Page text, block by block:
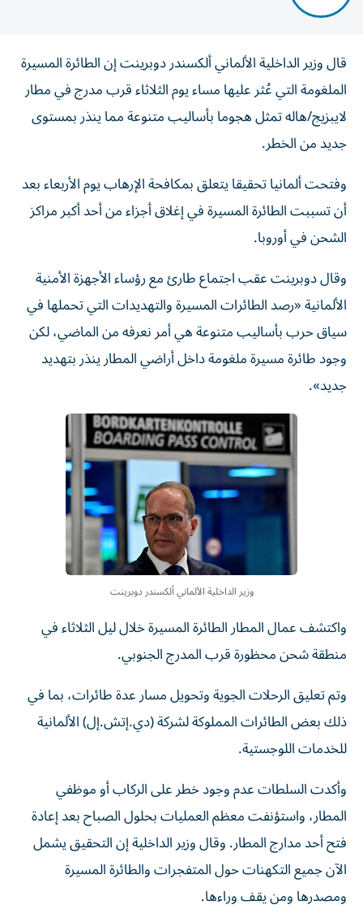
قال وزير الداخلية الألماني ألكسندر دوبرينت إن الطائرة المسيرة
الملغومة التي عُثر عليها مساء يوم الثلاثاء قرب مدرج في مطار
لايبزيج/هاله تمثل هجوما بأساليب متنوعة مما ​ينذر بمستوى
⁠جديد من الخطر.
وفتحت ألمانيا تحقيقا يتعلق بمكافحة ‌الإرهاب يوم الأربعاء بعد
‌أن تسببت الطائرة المسيرة في إغلاق أجزاء من أحد أكبر مراكز
الشحن في أوروبا.
وقال دوبرينت عقب اجتماع طارئ مع رؤساء الأجهزة الأمنية
الألمانية «رصد الطائرات المسيرة والتهديدات التي تحملها في
سياق حرب بأساليب متنوعة هي ⁠أمر نعرفه من الماضي، لكن
وجود طائرة مسيرة ملغومة داخل أراضي المطار ينذر بتهديد
جديد».
وزير الداخلية الألماني ألكسندر دوبرينت
واكتشف عمال المطار الطائرة المسيرة خلال ليل الثلاثاء في
منطقة شحن محظورة قرب المدرج الجنوبي.
وتم تعليق الرحلات الجوية وتحويل مسار عدة طائرات، بما في
ذلك بعض الطائرات المملوكة لشركة (دي.إتش.إل) ​الألمانية
للخدمات اللوجستية.
وأكدت السلطات عدم وجود خطر على الركاب ‌أو موظفي
المطار، واستؤنفت معظم العمليات بحلول الصباح بعد إعادة
فتح أحد مدارج المطار. وقال وزير الداخلية إن التحقيق يشمل
الآن جميع التكهنات ⁠حول المتفجرات والطائرة المسيرة
ومصدرها ومن يقف وراءها.